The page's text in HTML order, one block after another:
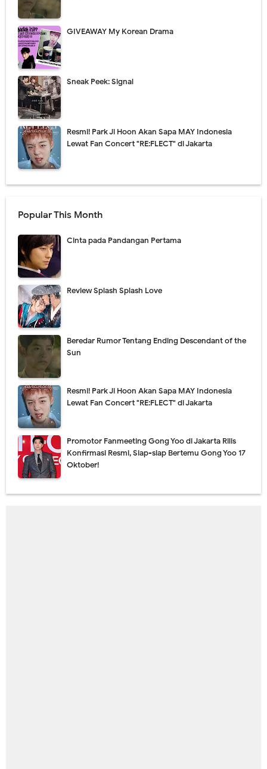
GIVEAWAY My Korean Drama
Sneak Peek: Signal
Resmi! Park Ji Hoon Akan Sapa MAY Indonesia
Lewat Fan Concert "RE:FLECT" di Jakarta
Popular This Month
Cinta pada Pandangan Pertama
Review Splash Splash Love
Beredar Rumor Tentang Ending Descendant of the
Sun
Resmi! Park Ji Hoon Akan Sapa MAY Indonesia
Lewat Fan Concert "RE:FLECT" di Jakarta
Promotor Fanmeeting Gong Yoo di Jakarta Rilis
Konfirmasi Resmi, Siap-siap Bertemu Gong Yoo 17
Oktober!